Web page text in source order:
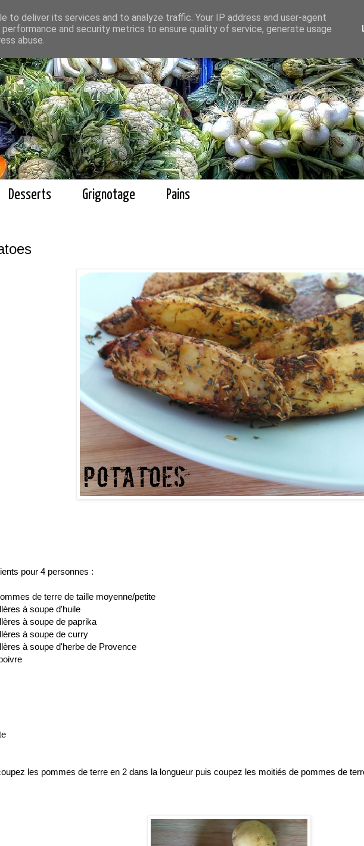
Desserts Grignotage Pains
pour 4 personnes :
de terre de taille moyenne/petite
à soupe d'huile
à soupe de paprika
à soupe de curry
à soupe d'herbe de Provence
les pommes de terre en 2 dans la longueur puis coupez les moitiés de pommes de
to deliver its services and to analyze traffic. Your IP address and user-agent
and security metrics to ensure quality of service, generate usage
abuse.